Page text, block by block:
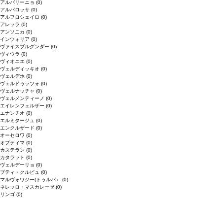
アルバリーニョ (0)
アルバロッサ (0)
アルフロシェイロ (0)
アレッラ (0)
アンソニカ (0)
インツォリア (0)
ヴァイスブルグンダー (0)
ヴィウラ (0)
ヴィオニエ (0)
ヴェルディッキオ (0)
ヴェルデホ (0)
ヴェルドゥッツォ (0)
ヴェルナッチャ (0)
ヴェルメンティーノ (0)
エイレンフェルザー (0)
エナンチオ (0)
エルミタージュ (0)
エンクルザード (0)
オーセロワ (0)
オプティマ (0)
カステラン (0)
カタラット (0)
ヴェルデーリョ (0)
プティ・クルビュ (0)
マルヴォワジー(トゥルバ） (0)
ネレッロ・マスカレーゼ (0)
リンゴ (0)